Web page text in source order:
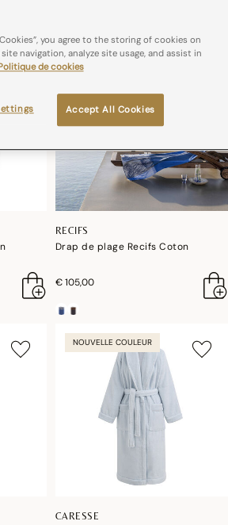
RECIFS
Drap de plage Recifs Coton
€ 105,00
NOUVELLE COULEUR
CARESSE
you agree to the storing of cookies on
navigation, analyze site usage, and assist in
de cookies
Accept All Cookies